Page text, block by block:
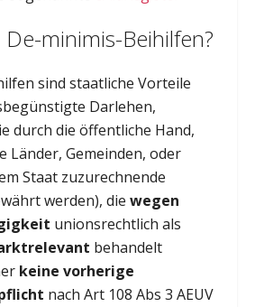
De-minimis-Beihilfen?
sind staatliche Vorteile
Darlehen,
durch die öffentliche Hand,
Länder, Gemeinden, oder
Staat zuzurechnende
werden), die wegen
unionsrechtlich als
behandelt
keine vorherige
nach Art 108 Abs 3 AEUV